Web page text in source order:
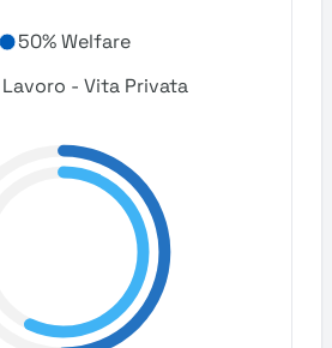
50% Welfare
Lavoro - Vita Privata